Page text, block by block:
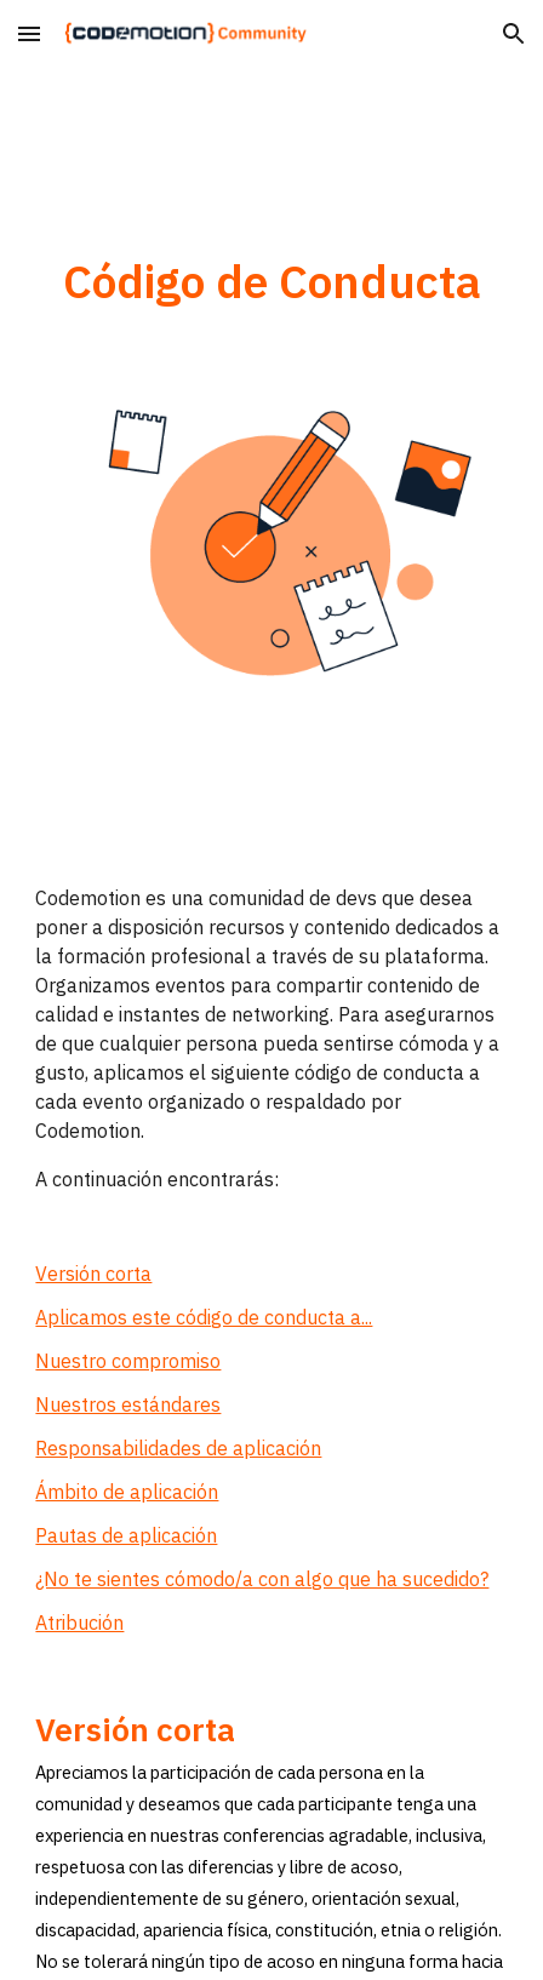
Skip to main content Skip to navigation
Código de Conducta
Codemotion es una comunidad de devs que desea
poner a disposición recursos y contenido dedicados a
la formación profesional a través de su plataforma.
Organizamos eventos para compartir contenido de
calidad e instantes de networking. Para asegurarnos
de que cualquier persona pueda sentirse cómoda y a
gusto, aplicamos el siguiente código de conducta a
cada evento organizado o respaldado por
Codemotion.
A continuación encontrarás:
Versión corta
Aplicamos este código de conducta a...
Nuestro compromiso
Nuestros estándares
Responsabilidades de aplicación
Ámbito de aplicación
Pautas de aplicación
¿No te sientes cómodo/a con algo que ha sucedido?
Atribución
Versión corta
Apreciamos la participación de cada persona en la
comunidad y deseamos que cada participante tenga una
experiencia en nuestras conferencias agradable, inclusiva,
respetuosa con las diferencias y libre de acoso,
independientemente de su género, orientación sexual,
discapacidad, apariencia física, constitución, etnia o religión.
No se tolerará ningún tipo de acoso en ninguna forma hacia